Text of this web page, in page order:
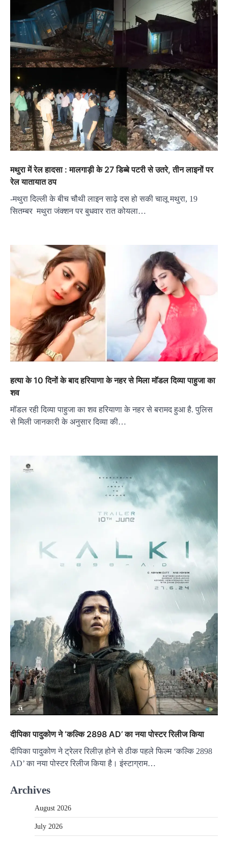
मथुरा में रेल हादसा : मालगाड़ी के 27 डिब्बे पटरी से उतरे, तीन लाइनों पर
रेल यातायात ठप
-मथुरा दिल्ली के बीच चौथी लाइन साढ़े दस हो सकी चालू मथुरा, 19
सितम्बर मथुरा जंक्शन पर बुधवार रात कोयला…
हत्या के 10 दिनों के बाद हरियाणा के नहर से मिला मॉडल दिव्या पाहुजा का
शव
मॉडल रही दिव्या पाहुजा का शव हरियाणा के नहर से बरामद हुआ है. पुलिस
से मिली जानकारी के अनुसार दिव्या की…
दीपिका पादुकोण ने ‘कल्कि 2898 AD’ का नया पोस्टर रिलीज किया
दीपिका पादुकोण ने ट्रेलर रिलीज़ होने से ठीक पहले फिल्म ‘कल्कि 2898
AD’ का नया पोस्टर रिलीज किया है। इंस्टाग्राम…
Archives
August 2026
July 2026